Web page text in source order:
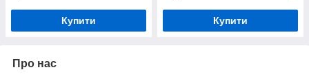
Купити Купити
Про нас